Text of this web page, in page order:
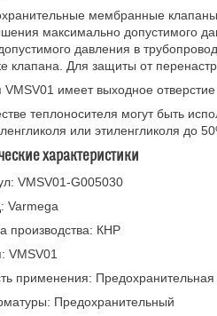
мембранные
максимально допустимого
давления в
клапана. Для защиты от
имеет выходное
теплоносителя могут быть
или этиленгликоля до
характеристики
VMSV01-G005030
Varmega
производства: КНР
VMSV01
применения: Предохранительная
Предохранительный